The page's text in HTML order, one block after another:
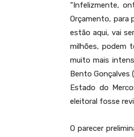
“Infelizmente,
Orçamento, para
estão aqui, vai
milhões, podem
muito mais
Bento Gonçalves
Estado do
eleitoral fosse
O parecer